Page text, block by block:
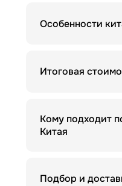
Особенности
Итоговая
Кому подходит
Китая
Подбор и